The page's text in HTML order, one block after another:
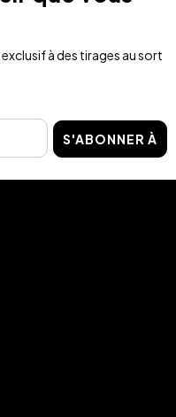
à des tirages au sort
S'ABONNER À